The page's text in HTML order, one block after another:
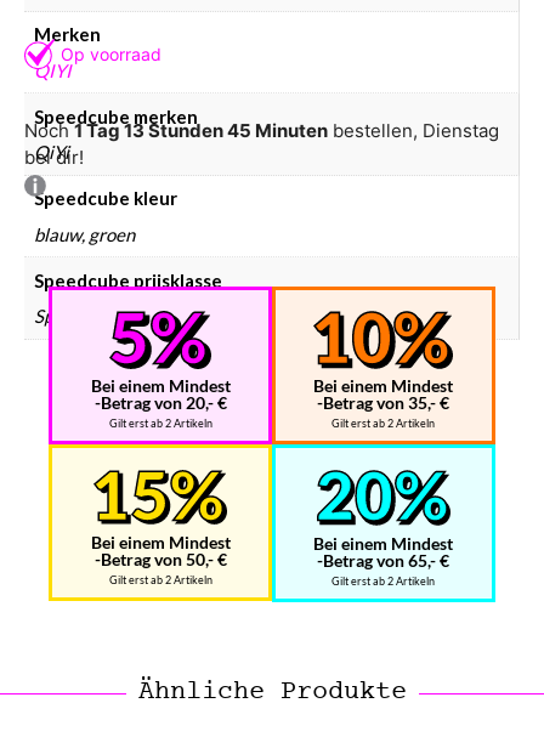
Merken
QIYI
Speedcube merken
QiYi
Speedcube kleur
blauw, groen
Speedcube prijsklasse
Speedcube € 0 – € 10
Noch1 Tag 13 Stunden 45 Minuten bestellen, Dienstag
bei dir!
Bei einem Mindest
-Betrag von 20,- €
Gilt erst ab 2 Artikeln
Bei einem Mindest
-Betrag von 35,- €
Gilt erst ab 2 Artikeln
Bei einem Mindest
-Betrag von 50,- €
Gilt erst ab 2 Artikeln
Bei einem Mindest
-Betrag von 65,- €
Gilt erst ab 2 Artikeln
Ähnliche Produkte